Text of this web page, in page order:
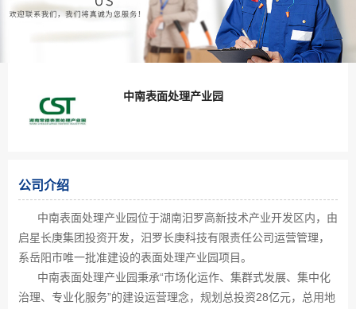
中南表面处理产业园
公司介绍
中南表面处理产业园位于湖南汨罗高新技术产业开发区内，由
启星长庚集团投资开发，汨罗长庚科技有限责任公司运营管理，
系岳阳市唯一批准建设的表面处理产业园项目。
中南表面处理产业园秉承“市场化运作、集群式发展、集中化
治理、专业化服务”的建设运营理念，规划总投资28亿元，总用地